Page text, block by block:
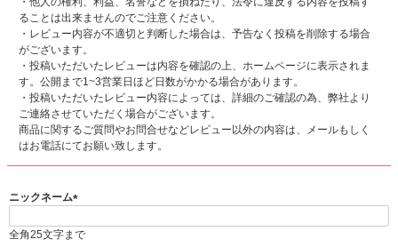
ることは出来ませんのでご注意ください。
・レビュー内容が不適切と判断した場合は、予告なく投稿を削除する場合
がございます。
・投稿いただいたレビューは内容を確認の上、ホームページに表示されま
す。公開まで1~3営業日ほど日数がかかる場合があります。
・投稿いただいたレビュー内容によっては、詳細のご確認の為、弊社より
ご連絡させていただく場合がございます。
商品に関するご質問やお問合せなどレビュー以外の内容は、メールもしく
はお電話にてお願い致します。
ニックネーム
必
全角25文字まで